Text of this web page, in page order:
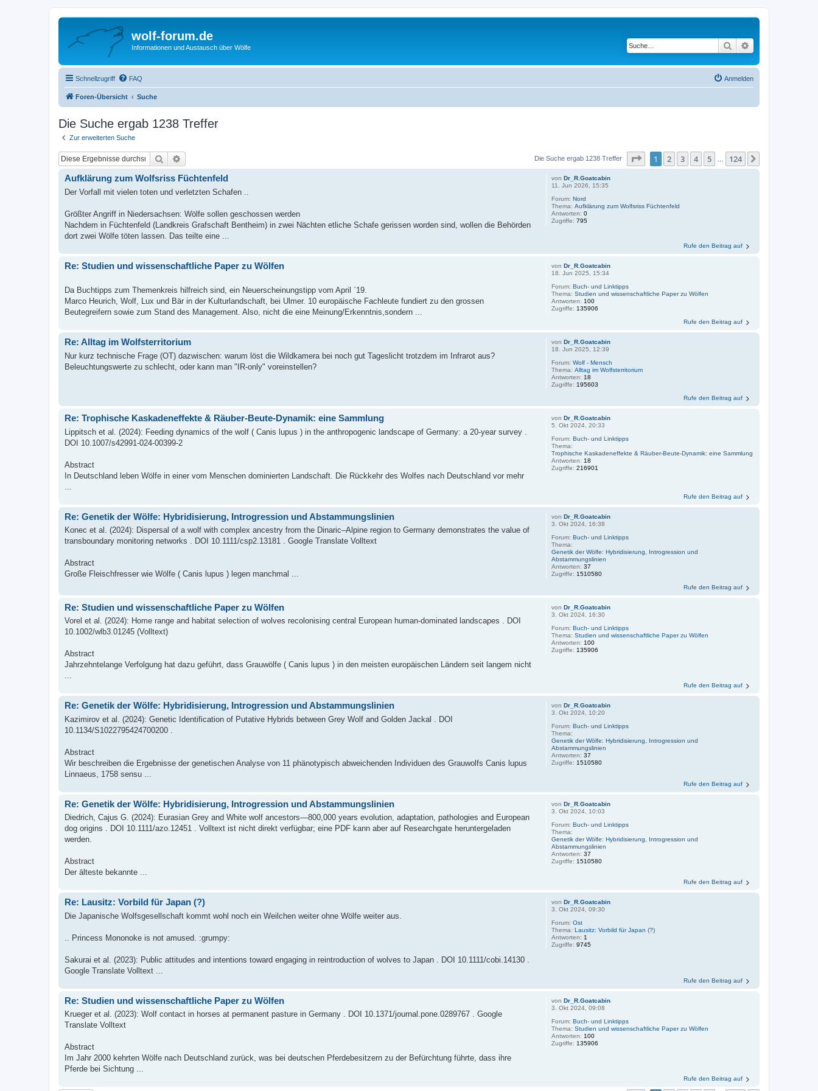
wolf-forum.de
Informationen und Austausch über Wölfe Suche
Schnellzugriff FAQ Anmelden
Foren-Übersicht Suche
Die Suche ergab 1238 Treffer
Zur erweiterten Suche
Suche Die Suche ergab 1238 Treffer Seite von124
1 2 3 4 5 124
vonDr_R.Goatcabin
11. Jun 2026, 15:35
Forum:Nord
Thema:Aufklärung zum Wolfsriss Füchtenfeld
Antworten:0
Zugriffe:795
Aufklärung zum Wolfsriss Füchtenfeld
Der Vorfall mit vielen toten und verletzten Schafen ..
Größter Angriff in Niedersachsen: Wölfe sollen geschossen werden
Nachdem in Füchtenfeld (Landkreis Grafschaft Bentheim) in zwei Nächten etliche Schafe gerissen worden sind, wollen die Behörden
dort zwei Wölfe töten lassen. Das teilte eine ...
Rufe den Beitrag auf
vonDr_R.Goatcabin
18. Jun 2025, 15:34
Forum:Buch- und Linktipps
Thema:Studien und wissenschaftliche Paper zu Wölfen
Antworten: 100
Zugriffe: 135906
Re: Studien und wissenschaftliche Paper zu Wölfen
Da Buchtipps zum Themenkreis hilfreich sind, ein Neuerscheinungstipp vom April `19.
Marco Heurich, Wolf, Lux und Bär in der Kulturlandschaft, bei Ulmer. 10 europäische Fachleute fundiert zu den grossen
Beutegreifern sowie zum Stand des Management. Also, nicht die eine Meinung/Erkenntnis,sondern ...
Rufe den Beitrag auf
vonDr_R.Goatcabin
18. Jun 2025, 12:39
Forum:Wolf - Mensch
Thema:Alltag im Wolfsterritorium
Antworten: 18
Zugriffe: 195603
Re: Alltag im Wolfsterritorium
Nur kurz technische Frage (OT) dazwischen: warum löst die Wildkamera bei noch gut Tageslicht trotzdem im Infrarot aus?
Beleuchtungswerte zu schlecht, oder kann man "IR-only" voreinstellen?
Rufe den Beitrag auf
vonDr_R.Goatcabin
5. Okt 2024, 20:33
Forum:Buch- und Linktipps
Thema:
Trophische Kaskadeneffekte & Räuber-Beute-Dynamik: eine Sammlung
Antworten: 18
Zugriffe:216901
Re: Trophische Kaskadeneffekte & Räuber-Beute-Dynamik: eine Sammlung
Lippitsch et al. (2024): Feeding dynamics of the wolf ( Canis lupus ) in the anthropogenic landscape of Germany: a 20-year survey .
DOI 10.1007/s42991-024-00399-2
Abstract
In Deutschland leben Wölfe in einer vom Menschen dominierten Landschaft. Die Rückkehr des Wolfes nach Deutschland vor mehr
Rufe den Beitrag auf
vonDr_R.Goatcabin
3. Okt 2024, 16:38
Forum:Buch- und Linktipps
Thema:
Genetik der Wölfe: Hybridisierung, Introgression und
Abstammungslinien
Antworten:37
Zugriffe: 1510580
Re: Genetik der Wölfe: Hybridisierung, Introgression und Abstammungslinien
Konec et al. (2024): Dispersal of a wolf with complex ancestry from the Dinaric–Alpine region to Germany demonstrates the value of
transboundary monitoring networks . DOI 10.1111/csp2.13181 . Google Translate Volltext
Abstract
Große Fleischfresser wie Wölfe ( Canis lupus ) legen manchmal ...
Rufe den Beitrag auf
vonDr_R.Goatcabin
3. Okt 2024, 16:30
Forum:Buch- und Linktipps
Thema:Studien und wissenschaftliche Paper zu Wölfen
Antworten: 100
Zugriffe: 135906
Re: Studien und wissenschaftliche Paper zu Wölfen
Vorel et al. (2024): Home range and habitat selection of wolves recolonising central European human‐dominated landscapes . DOI
10.1002/wlb3.01245 (Volltext)
Abstract
Jahrzehntelange Verfolgung hat dazu geführt, dass Grauwölfe ( Canis lupus ) in den meisten europäischen Ländern seit langem nicht
...
Rufe den Beitrag auf
vonDr_R.Goatcabin
3. Okt 2024, 10:20
Forum:Buch- und Linktipps
Thema:
Genetik der Wölfe: Hybridisierung, Introgression und
Abstammungslinien
Antworten:37
Zugriffe: 1510580
Re: Genetik der Wölfe: Hybridisierung, Introgression und Abstammungslinien
Kazimirov et al. (2024): Genetic Identification of Putative Hybrids between Grey Wolf and Golden Jackal . DOI
10.1134/S1022795424700200 .
Abstract
Wir beschreiben die Ergebnisse der genetischen Analyse von 11 phänotypisch abweichenden Individuen des Grauwolfs Canis lupus
Linnaeus, 1758 sensu ...
Rufe den Beitrag auf
vonDr_R.Goatcabin
3. Okt 2024, 10:03
Forum:Buch- und Linktipps
Thema:
Genetik der Wölfe: Hybridisierung, Introgression und
Abstammungslinien
Antworten:37
Zugriffe: 1510580
Re: Genetik der Wölfe: Hybridisierung, Introgression und Abstammungslinien
Diedrich, Cajus G. (2024): Eurasian Grey and White wolf ancestors—800,000 years evolution, adaptation, pathologies and European
dog origins . DOI 10.1111/azo.12451 . Volltext ist nicht direkt verfügbar; eine PDF kann aber auf Researchgate heruntergeladen
werden.
Abstract
Der älteste bekannte ...
Rufe den Beitrag auf
vonDr_R.Goatcabin
3. Okt 2024, 09:30
Forum:Ost
Thema:Lausitz: Vorbild für Japan (?)
Antworten: 1
Zugriffe:9745
Re: Lausitz: Vorbild für Japan (?)
Die Japanische Wolfsgesellschaft kommt wohl noch ein Weilchen weiter ohne Wölfe weiter aus.
.. Princess Mononoke is not amused. :grumpy:
Sakurai et al. (2023): Public attitudes and intentions toward engaging in reintroduction of wolves to Japan . DOI 10.1111/cobi.14130 .
Google Translate Volltext ...
Rufe den Beitrag auf
vonDr_R.Goatcabin
3. Okt 2024, 09:08
Forum:Buch- und Linktipps
Thema:Studien und wissenschaftliche Paper zu Wölfen
Antworten: 100
Zugriffe: 135906
Re: Studien und wissenschaftliche Paper zu Wölfen
Krueger et al. (2023): Wolf contact in horses at permanent pasture in Germany . DOI 10.1371/journal.pone.0289767 . Google
Translate Volltext
Abstract
Im Jahr 2000 kehrten Wölfe nach Deutschland zurück, was bei deutschen Pferdebesitzern zu der Befürchtung führte, dass ihre
Pferde bei Sichtung ...
Rufe den Beitrag auf